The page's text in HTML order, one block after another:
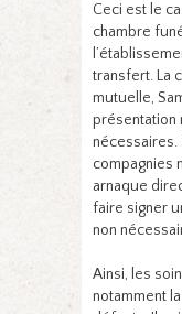
Ceci est le
chambre
transfert. La
mutuelle,
présentation
nécessaires.
compagnies
arnaque
faire signer
non
Ainsi, les
notamment